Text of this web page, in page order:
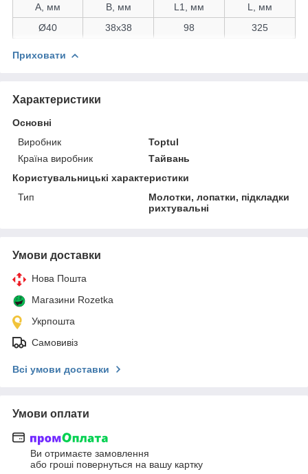
A, мм B, мм L1, мм
L, мм
Ø40 38x38 98 325
Приховати
Характеристики
Основні
Виробник
Toptul
Країна виробник
Тайвань
Користувальницькі характеристики
Тип
Молотки, лопатки, підкладки
рихтувальні
Умови доставки
Нова Пошта
Магазини Rozetka
Укрпошта
Самовивіз
Всі умови доставки
Умови оплати
Ви отримаєте замовлення
або гроші повернуться на вашу картку